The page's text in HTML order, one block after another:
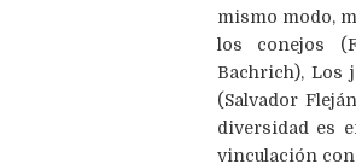
mismo modo,
los conejos
Bachrich), Los
(Salvador
diversidad es
vinculación con